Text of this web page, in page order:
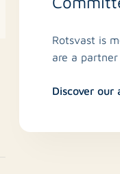
Rotsvast is
are a
Discover our